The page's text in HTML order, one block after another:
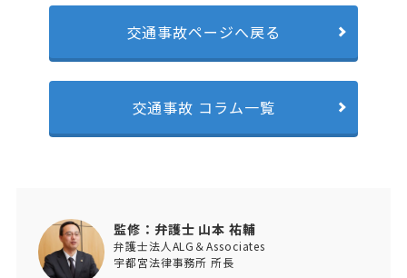
交通事故ページへ戻る
交通事故 コラム一覧
監修：弁護士 山本 祐輔
弁護士法人ALG＆Associates
宇都宮法律事務所 所長